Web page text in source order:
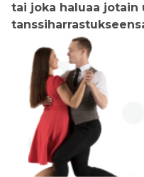
tai joka haluaa jotain